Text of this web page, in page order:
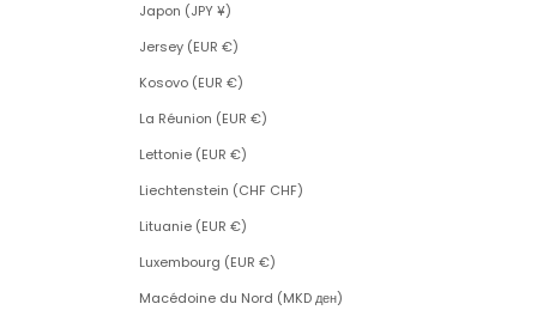
Japon (JPY ¥)
Jersey (EUR €)
Kosovo (EUR €)
La Réunion (EUR €)
Lettonie (EUR €)
Liechtenstein (CHF CHF)
Lituanie (EUR €)
Luxembourg (EUR €)
Macédoine du Nord (MKD ден)